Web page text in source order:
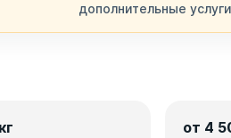
дополнительные
от 4